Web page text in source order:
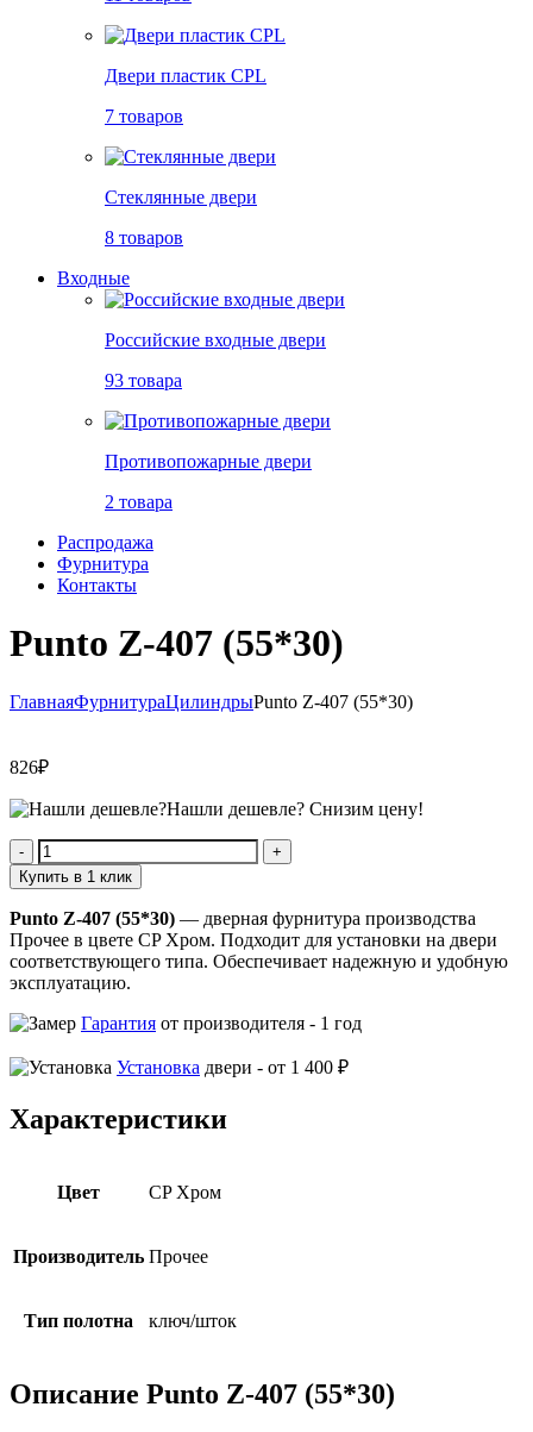
Двери пластик CPL
7 товаров
Стеклянные двери
8 товаров
Входные
Российские входные двери
93 товара
Противопожарные двери
2 товара
Распродажа
Фурнитура
Контакты
Punto Z-407 (55*30)
ГлавнаяФурнитураЦилиндрыPunto Z-407 (55*30)
826₽
Нашли дешевле? Снизим цену!
Количество
Punto
Z-
407
(55*30)
Купить в 1 клик
Punto Z-407 (55*30) — дверная фурнитура производства
Прочее в цвете CP Хром. Подходит для установки на двери
соответствующего типа. Обеспечивает надежную и удобную
эксплуатацию.
Гарантия от производителя - 1 год
Установка двери - от 1 400 ₽
Характеристики
Цвет CP Хром
Производитель Прочее
Тип полотна ключ/шток
Описание Punto Z-407 (55*30)